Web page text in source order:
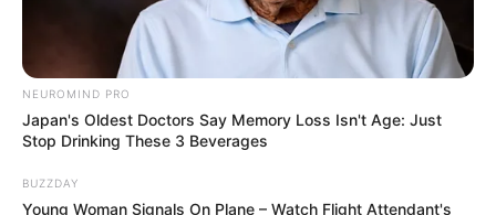
NEUROMIND PRO
Japan's Oldest Doctors Say Memory Loss Isn't Age: Just
Stop Drinking These 3 Beverages
BUZZDAY
Young Woman Signals On Plane – Watch Flight Attendant's